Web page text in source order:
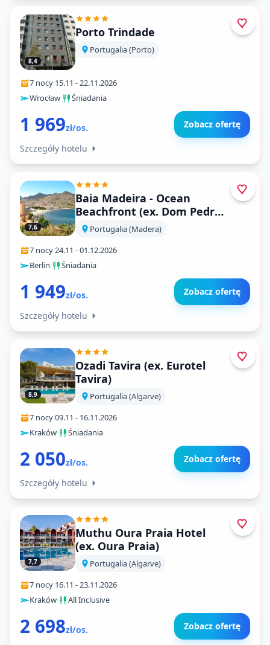
8,4
Porto Trindade
Portugalia (Porto)
7 nocy·15.11 -22.11.2026
Wrocław· Śniadania
1 969zł/os. Zobacz ofertę
Szczegóły hotelu
7,6
Baia Madeira - Ocean
Beachfront (ex. Dom Pedro
Madeira Ocean Beach)
Portugalia (Madera)
7 nocy·24.11 -01.12.2026
Berlin· Śniadania
1 949zł/os. Zobacz ofertę
Szczegóły hotelu
8,9
Ozadi Tavira (ex. Eurotel
Tavira)
Portugalia (Algarve)
7 nocy·09.11 - 16.11.2026
Kraków· Śniadania
2 050zł/os. Zobacz ofertę
Szczegóły hotelu
7,7
Muthu Oura Praia Hotel
(ex. Oura Praia)
Portugalia (Algarve)
7 nocy·16.11 -23.11.2026
Kraków· All Inclusive
2 698zł/os. Zobacz ofertę